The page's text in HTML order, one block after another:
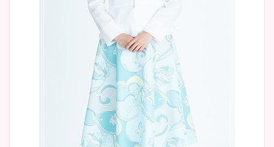
ニット衣装まとめ！美足の筋
鈴木唯の太ってた時の体重が
ヤバすぎww原因や痩せたダ
イエット方は？昔と現在を画
像比較！